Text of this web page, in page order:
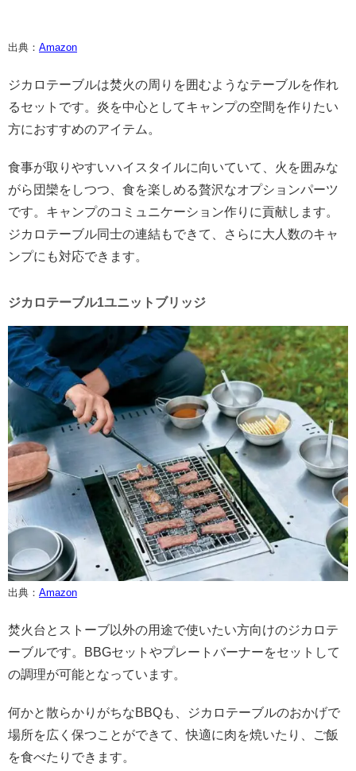
出典： Amazon
ジカロテーブルは焚火の周りを囲むようなテーブルを作れ
るセットです。炎を中心としてキャンプの空間を作りたい
方におすすめのアイテム。
食事が取りやすいハイスタイルに向いていて、火を囲みな
がら団欒をしつつ、食を楽しめる贅沢なオプションパーツ
です。キャンプのコミュニケーション作りに貢献します。
ジカロテーブル同士の連結もできて、さらに大人数のキャ
ンプにも対応できます。
ジカロテーブル1ユニットブリッジ
出典： Amazon
焚火台とストーブ以外の用途で使いたい方向けのジカロテ
ーブルです。BBGセットやプレートバーナーをセットして
の調理が可能となっています。
何かと散らかりがちなBBQも、ジカロテーブルのおかげで
場所を広く保つことができて、快適に肉を焼いたり、ご飯
を食べたりできます。